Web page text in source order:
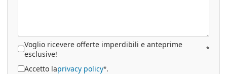
Voglio ricevere offerte imperdibili e anteprime
esclusive!
*
Accetto laprivacy policy*.